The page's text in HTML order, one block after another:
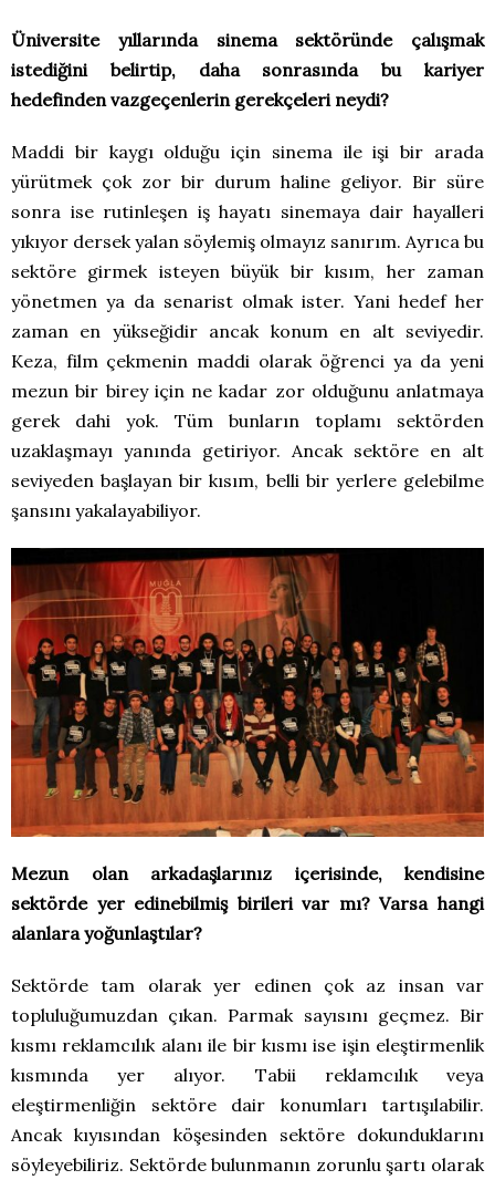
Üniversite yıllarında sinema sektöründe çalışmak
istediğini belirtip, daha sonrasında bu kariyer
hedefinden vazgeçenlerin gerekçeleri neydi?
Maddi bir kaygı olduğu için sinema ile işi bir arada
yürütmek çok zor bir durum haline geliyor. Bir süre
sonra ise rutinleşen iş hayatı sinemaya dair hayalleri
yıkıyor dersek yalan söylemiş olmayız sanırım. Ayrıca bu
sektöre girmek isteyen büyük bir kısım, her zaman
yönetmen ya da senarist olmak ister. Yani hedef her
zaman en yükseğidir ancak konum en alt seviyedir.
Keza, film çekmenin maddi olarak öğrenci ya da yeni
mezun bir birey için ne kadar zor olduğunu anlatmaya
gerek dahi yok. Tüm bunların toplamı sektörden
uzaklaşmayı yanında getiriyor. Ancak sektöre en alt
seviyeden başlayan bir kısım, belli bir yerlere gelebilme
şansını yakalayabiliyor.
Mezun olan arkadaşlarınız içerisinde, kendisine
sektörde yer edinebilmiş birileri var mı? Varsa hangi
alanlara yoğunlaştılar?
Sektörde tam olarak yer edinen çok az insan var
topluluğumuzdan çıkan. Parmak sayısını geçmez. Bir
kısmı reklamcılık alanı ile bir kısmı ise işin eleştirmenlik
kısmında yer alıyor. Tabii reklamcılık veya
eleştirmenliğin sektöre dair konumları tartışılabilir.
Ancak kıyısından köşesinden sektöre dokunduklarını
söyleyebiliriz. Sektörde bulunmanın zorunlu şartı olarak